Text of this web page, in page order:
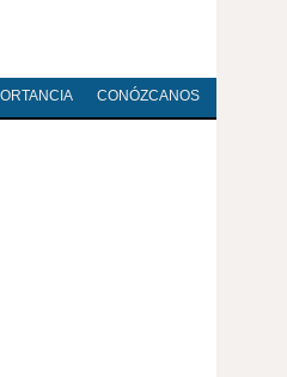
CONÓZCANOS